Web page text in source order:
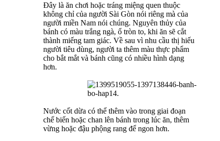
Đây là ăn chơi hoặc tráng miệng quen thuộc
không chỉ của người Sài Gòn nói riêng mà của
người miền Nam nói chúng. Nguyên thủy của
bánh có màu trắng ngà, ổ tròn to, khi ăn sẽ cắt
thành miếng tam giác. Về sau vì nhu cầu thị hiếu
người tiêu dùng, người ta thêm màu thực phẩm
cho bắt mắt và bánh cũng có nhiều hình dạng
hơn.
Nước cốt dừa có thể thêm vào trong giai đoạn
chế biến hoặc chan lên bánh trong lúc ăn, thêm
vừng hoặc đậu phộng rang để ngon hơn.